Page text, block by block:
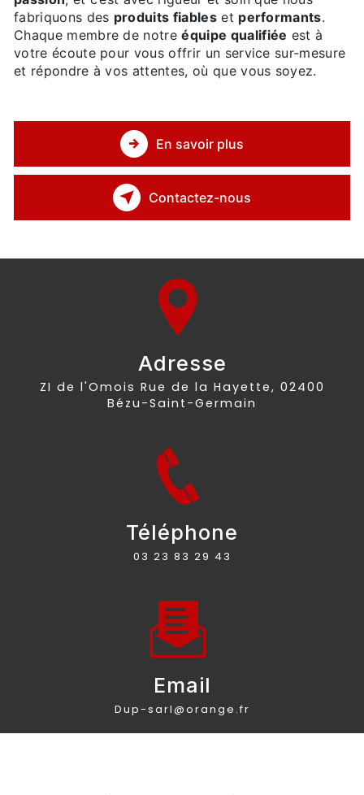
fabriquons des produits fiableset performants.
Chaque membre de notreéquipe qualifiée est à
votre écoute pour vous offrir un service sur-mesure
et répondre à vos attentes, où que vous soyez.
En savoir plus
Contactez-nous
Adresse
ZI de l'Omois Rue de la Hayette, 02400
Bézu-Saint-Germain
Téléphone
03 23 83 29 43
Email
dup-sarl@orange.fr